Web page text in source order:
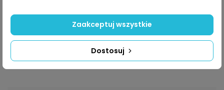
Powiadom mnie kiedy dostępne
Dostosuj
Zaakceptuj wszystkie